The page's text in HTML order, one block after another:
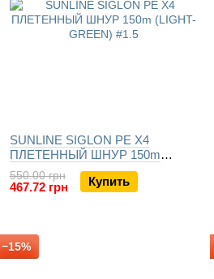
SUNLINE SIGLON PE X4
ПЛЕТЕННЫЙ ШНУР 150m
(LIGHT-GREEN)
550.00 грн
467.72 грн Купить
−15%